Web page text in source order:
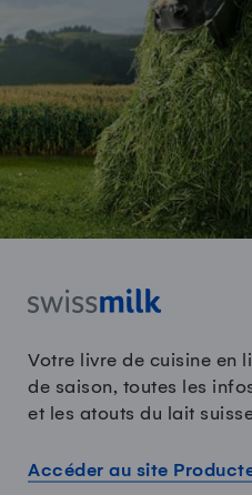
Votre livre de cuisine en
de saison, toutes les
et les atouts du lait
Accéder au site